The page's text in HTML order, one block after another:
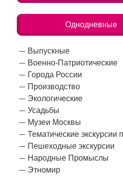
Однодневные
Выпускные
Военно-Патриотические
Города России
Производство
Экологические
Усадьбы
Музеи Москвы
Тематические экскурсии
Пешеходные экскурсии
Народные Промыслы
Этномир